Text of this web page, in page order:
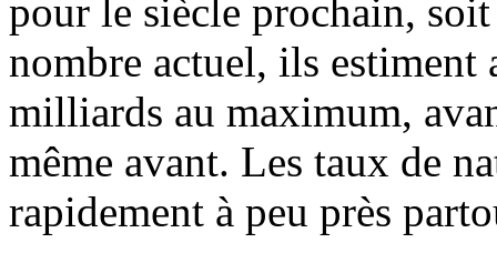
pour le siècle prochain,
nombre actuel, ils estiment
milliards au maximum,
même avant. Les taux de
rapidement à peu près